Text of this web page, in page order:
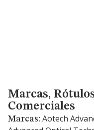
Marcas, Rótulos y
Marcas,
Comerciales
Marcas: Aotech